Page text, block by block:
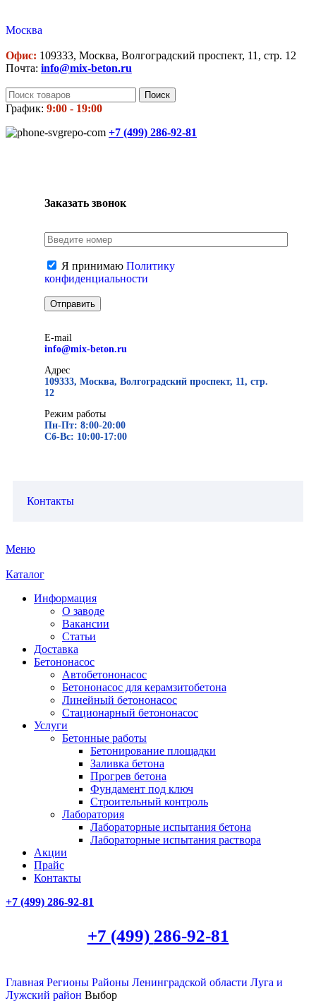
Москва
Офис: 109333, Москва, Волгоградский проспект, 11, стр. 12
Почта: info@mix-beton.ru
Поиск
График: 9:00 - 19:00
+7 (499) 286-92-81
Заказать звонок
Я принимаю Политику
конфиденциальности
E-mail
info@mix-beton.ru
Адрес
109333, Москва, Волгоградский проспект, 11, стр.
12
Режим работы
Пн-Пт: 8:00-20:00
Сб-Вс: 10:00-17:00
Контакты
Меню
Каталог
Информация
О заводе
Вакансии
Статьи
Доставка
Бетононасос
Автобетононасос
Бетононасос для керамзитобетона
Линейный бетононасос
Стационарный бетононасос
Услуги
Бетонные работы
Бетонирование площадки
Заливка бетона
Прогрев бетона
Фундамент под ключ
Строительный контроль
Лаборатория
Лабораторные испытания бетона
Лабораторные испытания раствора
Акции
Прайс
Контакты
+7 (499) 286-92-81
+7 (499) 286-92-81
Главная Регионы Районы Ленинградской области Луга и
Лужский район Выбор